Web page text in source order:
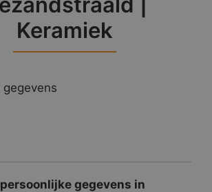
Keramiek
gegevens
gegevens in